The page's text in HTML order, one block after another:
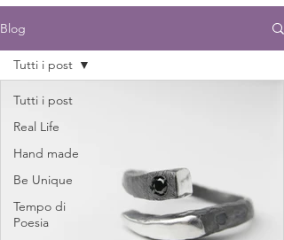
Blog
Tutti i post
Real Life
Hand made
Be Unique
Tempo di
Poesia
Tutti i post